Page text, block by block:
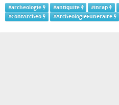
#archeologie #antiquite #inrap
#ConfArchéo #ArchéologieFunéraire